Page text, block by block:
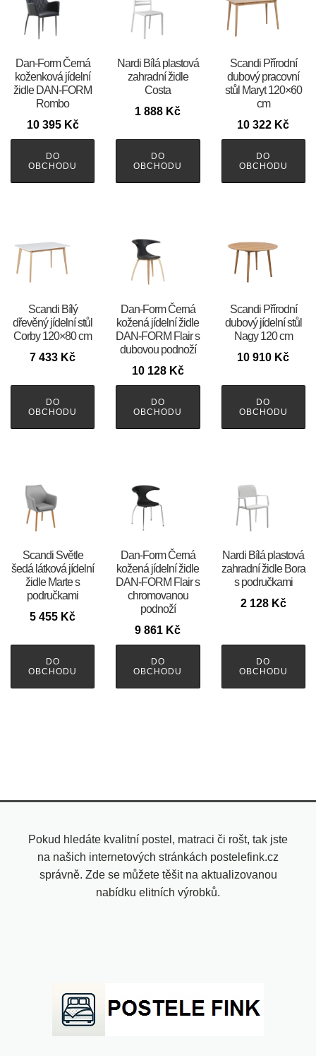
​​​​​Dan-Form Černá
koženková jídelní
židle DAN-FORM
Rombo
10 395 Kč
DO
OBCHODU
Nardi Bílá plastová
zahradní židle
Costa
1 888 Kč
DO
OBCHODU
Scandi Přírodní
dubový pracovní
stůl Maryt 120×60
cm
10 322 Kč
DO
OBCHODU
Scandi Bílý
dřevěný jídelní stůl
Corby 120×80 cm
7 433 Kč
DO
OBCHODU
​​​​​Dan-Form Černá
kožená jídelní židle
DAN-FORM Flair s
dubovou podnoží
10 128 Kč
DO
OBCHODU
Scandi Přírodní
dubový jídelní stůl
Nagy 120 cm
10 910 Kč
DO
OBCHODU
Scandi Světle
šedá látková jídelní
židle Marte s
područkami
5 455 Kč
DO
OBCHODU
​​​​​Dan-Form Černá
kožená jídelní židle
DAN-FORM Flair s
chromovanou
podnoží
9 861 Kč
DO
OBCHODU
Nardi Bílá plastová
zahradní židle Bora
s područkami
2 128 Kč
DO
OBCHODU
Pokud hledáte kvalitní postel, matraci či rošt, tak jste
na našich internetových stránkách postelefink.cz
správně. Zde se můžete těšit na aktualizovanou
nabídku elitních výrobků.